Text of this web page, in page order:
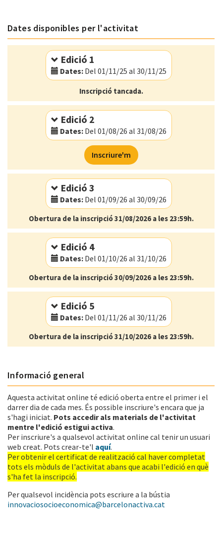
Dates disponibles per l'activitat
Edició 1
Dates:Del 01/11/25 al 30/11/25
Modalitat:Online
Idioma:Català
Inscripció tancada.
Edició 2
Dates:Del 01/08/26 al 31/08/26
Modalitat:
Online
Idioma: Català
Inscriure'm
Edició 3
Dates:Del 01/09/26 al 30/09/26
Modalitat:Online
Idioma:Català
Obertura de la inscripció 31/08/2026 a les 23:59h.
Edició 4
Dates:Del 01/10/26 al 31/10/26
Modalitat:Online
Idioma:Català
Obertura de la inscripció 30/09/2026 a les 23:59h.
Edició 5
Dates:Del 01/11/26 al 30/11/26
Modalitat:Online
Idioma:Català
Obertura de la inscripció 31/10/2026 a les 23:59h.
Informació general
Aquesta activitat online té edició oberta entre el primer i el
darrer dia de cada mes. És possible inscriure's encara que ja
s'hagi iniciat. Pots accedir als materials de l'activitat
mentre l'edició estigui activa.
Per inscriure's a qualsevol activitat online cal tenir un usuari
web creat. Pots crear-te'l aquí.
Per obtenir el certificat de realització cal haver completat
tots els mòduls de l'activitat abans que acabi l'edició en què
s'ha fet la inscripció.
Per qualsevol incidència pots escriure a la bústia
innovaciosocioeconomica@barcelonactiva.cat